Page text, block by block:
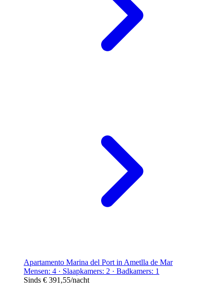
Apartamento Marina del Port in Ametlla de Mar
Mensen: 4 · Slaapkamers: 2 · Badkamers: 1
Sinds € 391,55/nacht